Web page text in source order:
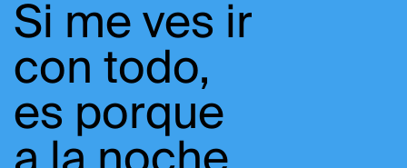
Si me ves ir
con todo,
es porque